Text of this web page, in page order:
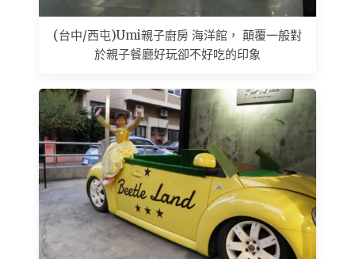
(台中/西屯)Umi親子廚房 海洋館， 顛覆一般對
於親子餐廳好玩卻不好吃的印象